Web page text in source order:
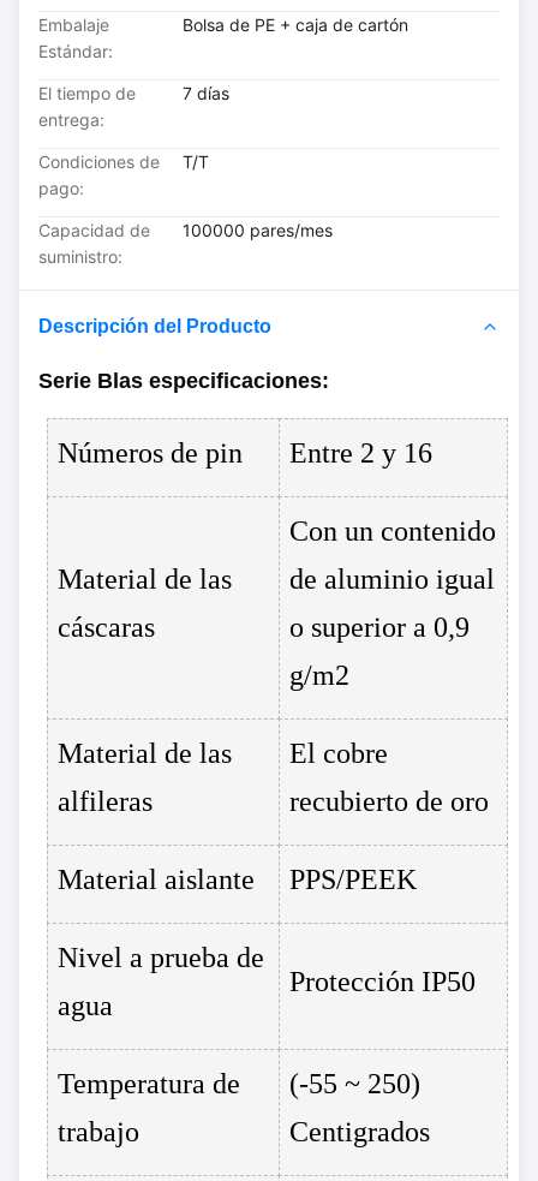
Embalaje
Estándar:
Bolsa de PE + caja de cartón
El tiempo de
entrega:
7 días
Condiciones de
pago:
T/T
Capacidad de
suministro:
100000 pares/mes
Descripción del Producto
Serie B las especificaciones:
Números de pin Entre 2 y 16
Material de las
cáscaras
Con un contenido
de aluminio igual
o superior a 0,9
g/m2
Material de las
alfileras
El cobre
recubierto de oro
Material aislante PPS/PEEK
Nivel a prueba de
agua
Protección IP50
Temperatura de
trabajo
(-55 ~ 250)
Centigrados